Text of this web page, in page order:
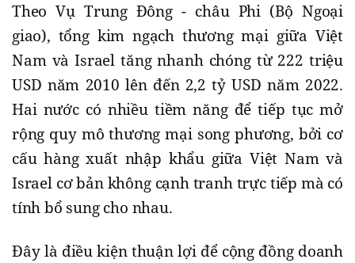
Theo Vụ Trung Đông - châu Phi (Bộ Ngoại
giao), tổng kim ngạch thương mại giữa Việt
Nam và Israel tăng nhanh chóng từ 222 triệu
USD năm 2010 lên đến 2,2 tỷ USD năm 2022.
Hai nước có nhiều tiềm năng để tiếp tục mở
rộng quy mô thương mại song phương, bởi cơ
cấu hàng xuất nhập khẩu giữa Việt Nam và
Israel cơ bản không cạnh tranh trực tiếp mà có
tính bổ sung cho nhau.
Đây là điều kiện thuận lợi để cộng đồng doanh